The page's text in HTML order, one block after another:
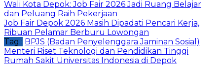
Wali Kota Depok: Job Fair 2026 Jadi Ruang Belajar
dan Peluang Raih Pekerjaan
Job Fair Depok 2026 Masih Dipadati Pencari Kerja,
Ribuan Pelamar Berburu Lowongan
Tag : BPJS (Badan Penyelenggara Jaminan Sosial)
Menteri Riset Teknologi dan Pendidikan Tinggi
Rumah Sakit Universitas Indonesia di Depok